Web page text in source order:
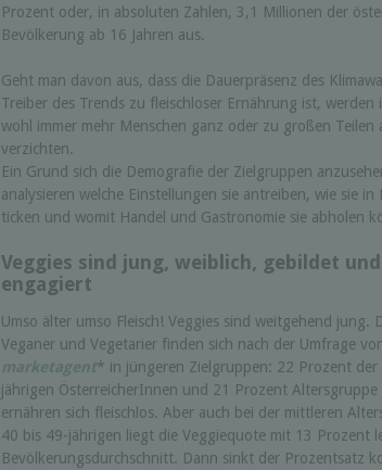
Prozent oder, in absoluten Zahlen, 3,1 Millionen der
Bevölkerung ab 16 Jahren aus.
Geht man davon aus, dass die Dauerpräsenz des
Treiber des Trends zu fleischloser Ernährung ist,
wohl immer mehr Menschen ganz oder zu großen Teilen
verzichten.
Ein Grund sich die Demografie der Zielgruppen
analysieren welche Einstellungen sie antreiben, wie sie in
ticken und womit Handel und Gastronomie sie abholen
Veggies sind jung, weiblich, gebildet und
engagiert
Umso älter umso Fleisch! Veggies sind weitgehend jung.
Veganer und Vegetarier finden sich nach der Umfrage
marketagent* in jüngeren Zielgruppen: 22 Prozent der
jährigen ÖsterreicherInnen und 21 Prozent Altersgruppe
ernähren sich fleischlos. Aber auch bei der mittleren
40 bis 49-jährigen liegt die Veggiequote mit 13 Prozent
Bevölkerungsdurchschnitt. Dann sinkt der Prozentsatz